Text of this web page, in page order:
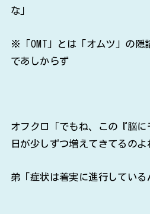
な」
※「OMT」とは「オムツ」の隠
であしからず
オフクロ「でもね、この『脳
日が少しずつ増えてきてるのよ
弟「症状は着実に進行している